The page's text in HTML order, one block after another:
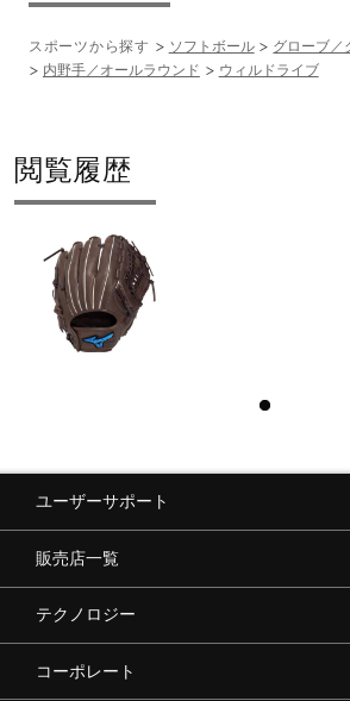
スポーツから探す ソフトボール
グローブ／
内野手／オールラウンド
ウィルドライブ
閲覧履歴
ユーザーサポート
販売店一覧
テクノロジー
コーポレート